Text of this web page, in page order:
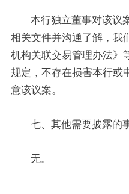
本行独立董事对该议
相关文件并沟通了解，我
机构关联交易管理办法》
规定，不存在损害本行或
意该议案。
七、其他需要披露的
无。